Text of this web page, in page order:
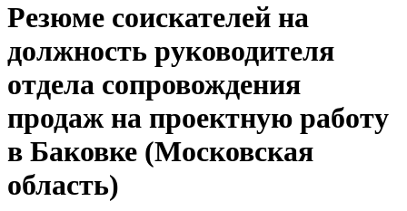
Резюме соискателей на
должность руководителя
отдела сопровождения
продаж на проектную работу
в Баковке (Московская
область)